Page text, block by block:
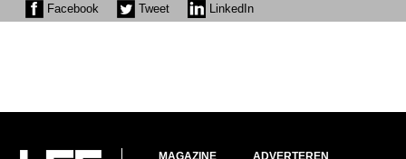
Facebook
Tweet LinkedIn
MAGAZINE ADVERTEREN